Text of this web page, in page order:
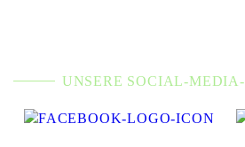
UNSERE SOCIAL-